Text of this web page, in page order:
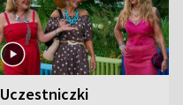
Uczestniczki